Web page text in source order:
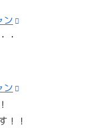
ン
・
ン
！！